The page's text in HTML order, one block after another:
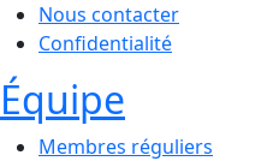
Nous contacter
Confidentialité
Équipe
Membres réguliers